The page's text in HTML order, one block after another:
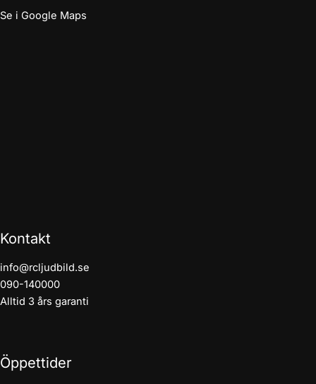
Se i Google Maps
Kontakt
info@rcljudbild.se
090-140000
Alltid 3 års garanti
Öppettider